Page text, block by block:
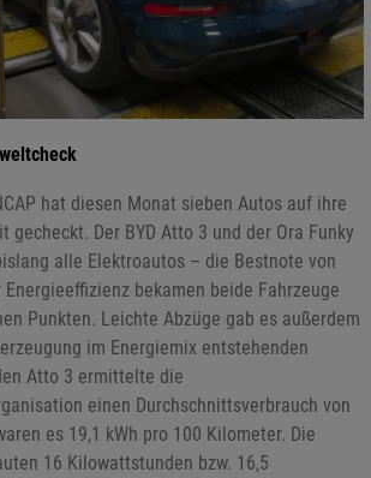
hat diesen Monat sieben Autos auf ihre
gecheckt. Der BYD Atto 3 und der Ora Funky
alle Elektroautos – die Bestnote von
bekamen beide Fahrzeuge
Punkten. Leichte Abzüge gab es außerdem
im Energiemix entstehenden
Atto 3 ermittelte die
einen Durchschnittsverbrauch von
es 19,1 kWh pro 100 Kilometer. Die
16 Kilowattstunden bzw. 16,5